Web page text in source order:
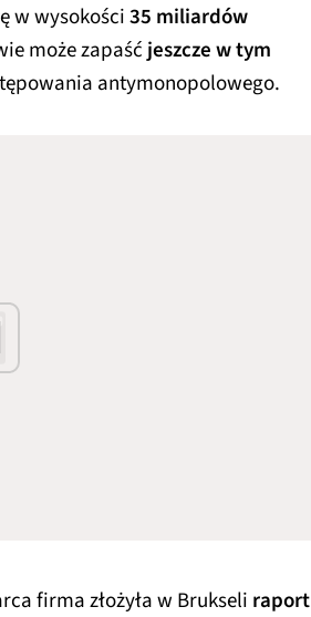
w wysokości35 miliardów
może zapaść jeszcze w tym
antymonopolowego.
firma złożyła w Brukseli raport